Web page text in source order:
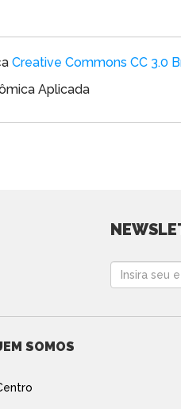
Creative Commons CC 3.0
Aplicada
SOMOS